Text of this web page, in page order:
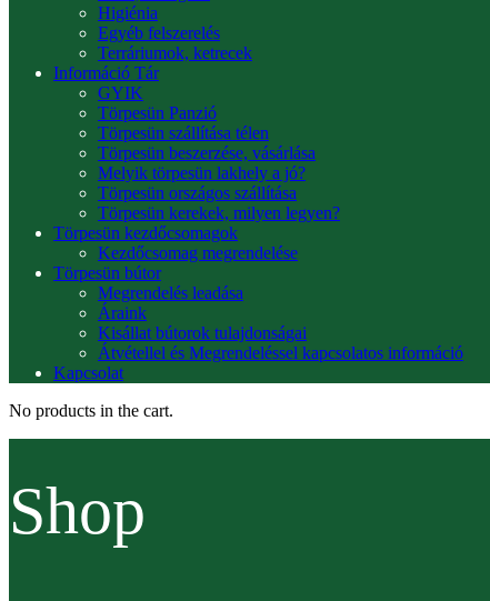
Higiénia
Egyéb felszerelés
Terráriumok, ketrecek
Információ Tár
GYIK
Törpesün Panzió
Törpesün szállítása télen
Törpesün beszerzése, vásárlása
Melyik törpesün lakhely a jó?
Törpesün országos szállítása
Törpesün kerekek, milyen legyen?
Törpesün kezdőcsomagok
Kezdőcsomag megrendelése
Törpesün bútor
Megrendelés leadása
Áraink
Kisállat bútorok tulajdonságai
Átvétellel és Megrendeléssel kapcsolatos információ
Kapcsolat
No products in the cart.
Shop